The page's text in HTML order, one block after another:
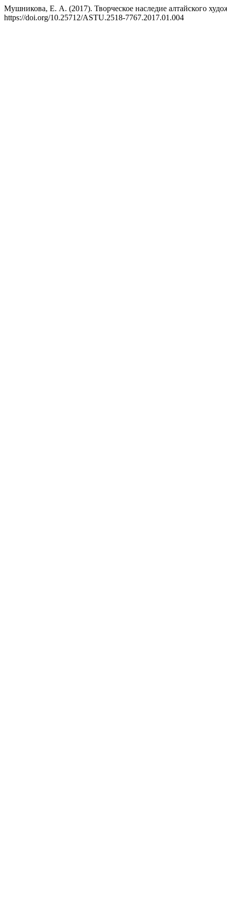
Мушникова, Е. А. (2017). Творческое наследие алтайского
https://doi.org/10.25712/ASTU.2518-7767.2017.01.004